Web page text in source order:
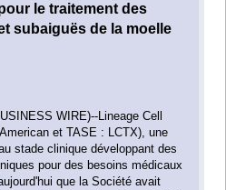
le traitement des
subaiguës de la moelle
WIRE)--Lineage Cell
et TASE : LCTX), une
stade clinique développant des
pour des besoins médicaux
que la Société avait